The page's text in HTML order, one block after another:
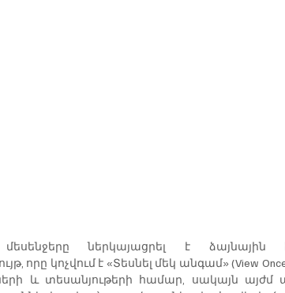
ներկայացրել է ձայնային
որը կոչվում է «Տեսնել մեկ անգամ» (View
և տեսանյութերի համար, սակայն